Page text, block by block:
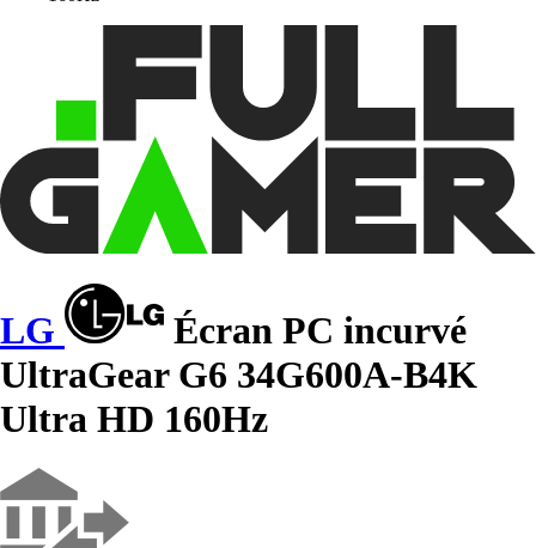
LG
Écran PC incurvé
UltraGear G6 34G600A-B4K
Ultra HD 160Hz